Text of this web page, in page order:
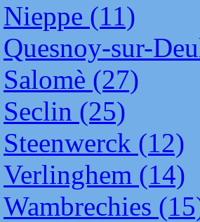
Nieppe (11)
Quesnoy-sur-
Salomè (27)
Seclin (25)
Steenwerck (12)
Verlinghem (14)
Wambrechies